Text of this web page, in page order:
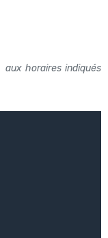
horaires indiqués